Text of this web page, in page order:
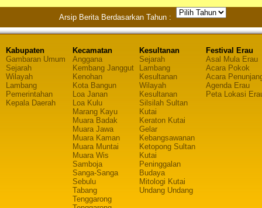
Arsip Berita Berdasarkan Tahun :
Kabupaten
Gambaran Umum
Sejarah
Wilayah
Lambang
Pemerintahan
Kepala Daerah
Kecamatan
Anggana
Kembang Janggut
Kenohan
Kota Bangun
Loa Janan
Loa Kulu
Marang Kayu
Muara Badak
Muara Jawa
Muara Kaman
Muara Muntai
Muara Wis
Samboja
Sanga-Sanga
Sebulu
Tabang
Tenggarong
Kesultanan
Sejarah
Lambang
Kesultanan
Wilayah
Kesultanan
Silsilah Sultan
Kutai
Keraton Kutai
Gelar
Kebangsawanan
Ketopong Sultan
Kutai
Peninggalan
Budaya
Mitologi Kutai
Undang Undang
Festival Erau
Asal Mula Erau
Acara Pokok
Acara
Agenda Erau
Peta Lokasi